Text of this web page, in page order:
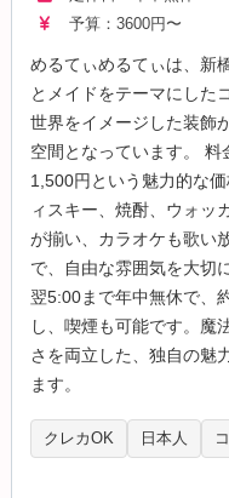
予算：3600円〜
めるてぃめるてぃは、新
とメイドをテーマにした
世界をイメージした装飾
空間となっています。
1,500円という魅力的な
ィスキー、焼酎、ウォッ
が揃い、カラオケも歌い
で、自由な雰囲気を大切
翌5:00まで年中無休で、
し、喫煙も可能です。魔
さを両立した、独自の魅
ます。
クレカOK 日本人